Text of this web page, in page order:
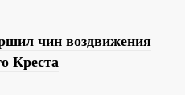
чин воздвижения
Креста